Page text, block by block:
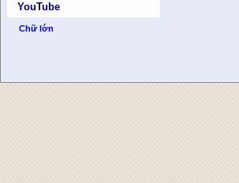
YouTube
Chữ lớn